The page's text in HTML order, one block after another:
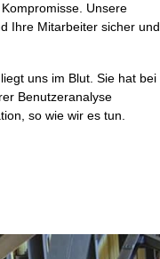
Unsere
Ihre Mitarbeiter sicher und
uns im Blut. Sie hat bei
Benutzeranalyse
so wie wir es tun.